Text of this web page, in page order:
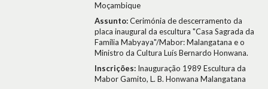
Moçambique
Assunto:Cerimónia de descerramento da
placa inaugural da escultura "Casa Sagrada da
Família Mabyaya"/Mabor: Malangatana e o
Ministro da Cultura Luís Bernardo Honwana.
Inscrições: Inauguração 1989 Escultura da
Mabor Gamito, L. B. Honwana Malangatana